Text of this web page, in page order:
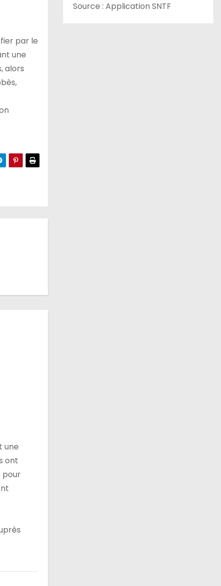
par le
une
alors
une
ont
pour
Source : Application SNTF